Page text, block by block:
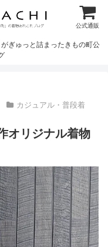
公式通販
ぎゅっと詰まったきもの町公
カジュアル・普段着
オリジナル着物